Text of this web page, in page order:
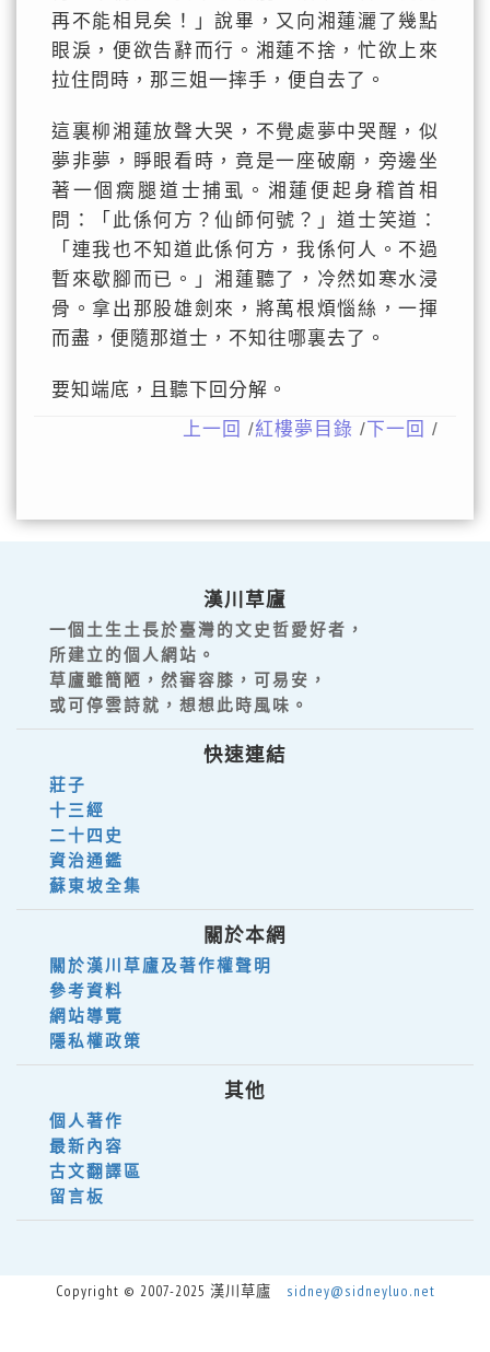
再不能相見矣！」說畢，又向湘蓮灑了幾點
眼淚，便欲告辭而行。湘蓮不捨，忙欲上來
拉住問時，那三姐一摔手，便自去了。
這裏柳湘蓮放聲大哭，不覺處夢中哭醒，似
夢非夢，睜眼看時，竟是一座破廟，旁邊坐
著一個瘸腿道士捕虱。湘蓮便起身稽首相
問：「此係何方？仙師何號？」道士笑道：
「連我也不知道此係何方，我係何人。不過
暫來歇腳而已。」湘蓮聽了，冷然如寒水浸
骨。拿出那股雄劍來，將萬根煩惱絲，一揮
而盡，便隨那道士，不知往哪裏去了。
要知端底，且聽下回分解。
上一回 /紅樓夢目錄 /下一回 /
漢川草廬
一個土生土長於臺灣的文史哲愛好者，
所建立的個人網站。
草廬雖簡陋，然審容膝，可易安，
或可停雲詩就，想想此時風味。
快速連結
莊子
十三經
二十四史
資治通鑑
蘇東坡全集
關於本網
關於漢川草廬及著作權聲明
參考資料
網站導覽
隱私權政策
其他
個人著作
最新內容
古文翻譯區
留言板
Copyright © 2007-2025 漢川草廬 sidney@sidneyluo.net